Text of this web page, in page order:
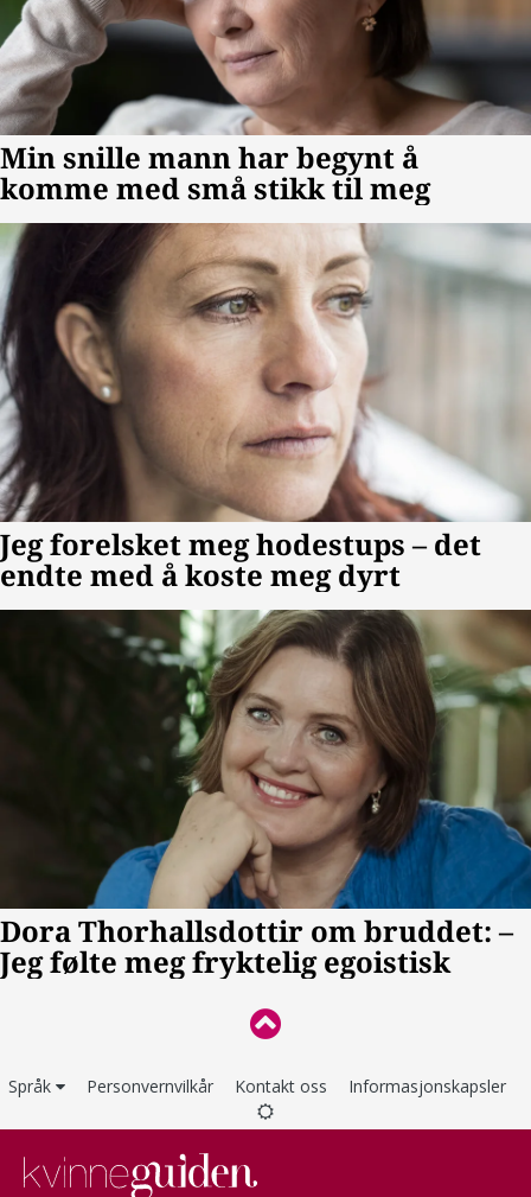
Språk Personvernvilkår Kontakt oss Informasjonskapsler